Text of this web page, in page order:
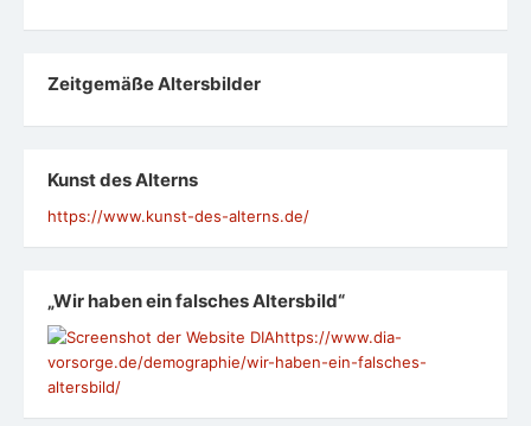
Zeit­ge­mäße Alters­bil­der
Kunst des Alterns
https://www.kunst-des-alterns.de/
„Wir haben ein falsches Altersbild“
https://www.dia-
vorsorge.de/demographie/wir-haben-ein-falsches-
altersbild/